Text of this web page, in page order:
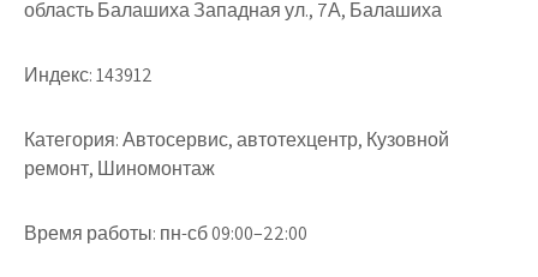
область Балашиха Западная ул., 7А, Балашиха
Индекс:143912
Категория:Автосервис, автотехцентр, Кузовной
ремонт, Шиномонтаж
Время работы: пн-сб 09:00–22:00